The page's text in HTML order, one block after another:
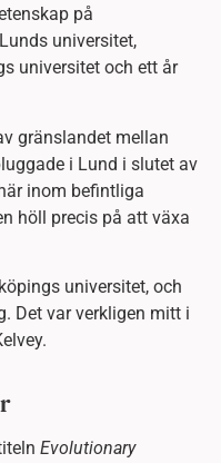
på
universitet,
universitet och ett år
gränslandet mellan
i Lund i slutet av
inom befintliga
höll precis på att växa
universitet, och
Det var verkligen mitt i
Evolutionary